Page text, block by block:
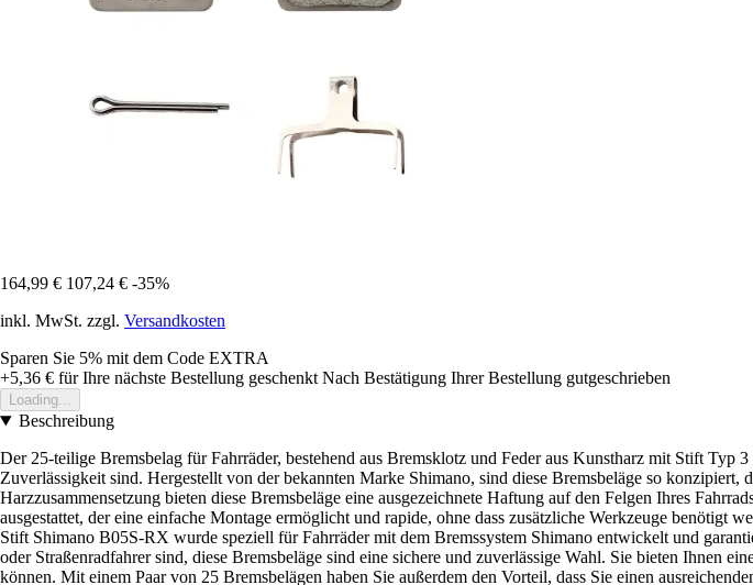
164,99 € 107,24 € -35%
inkl. MwSt. zzgl. Versandkosten
Sparen Sie 5% mit dem Code EXTRA
+5,36 € für Ihre nächste Bestellung geschenkt Nach Bestätigung Ihrer Bestellung gutgeschrieben
Loading...
Beschreibung
Der 25-teilige Bremsbelag für Fahrräder, bestehend aus Bremsklotz und Feder aus Kunstharz mit Stift
Zuverlässigkeit sind. Hergestellt von der bekannten Marke Shimano, sind diese Bremsbeläge so
Harzzusammensetzung bieten diese Bremsbeläge eine ausgezeichnete Haftung auf den Felgen Ihres
ausgestattet, der eine einfache Montage ermöglicht und rapide, ohne dass zusätzliche Werkzeuge
Stift Shimano B05S-RX wurde speziell für Fahrräder mit dem Bremssystem Shimano entwickelt und
oder Straßenradfahrer sind, diese Bremsbeläge sind eine sichere und zuverlässige Wahl. Sie bieten Ihnen
können. Mit einem Paar von 25 Bremsbelägen haben Sie außerdem den Vorteil, dass Sie einen